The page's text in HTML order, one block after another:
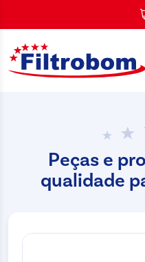
Peças e
qualidade